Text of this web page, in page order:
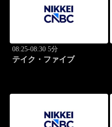
08:25-08:30 5分
テイク・ファイブ